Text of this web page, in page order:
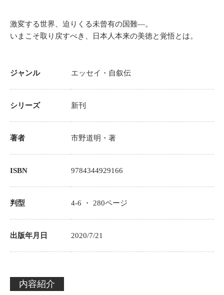
激変する世界、迫りくる未曾有の国難―。
いまこそ取り戻すべき、日本人本来の美徳と覚悟とは。
ジャンル エッセイ・自叙伝
シリーズ 新刊
著者 市野道明 ・著
ISBN 9784344929166
判型 4-6 ・ 280ページ
出版年月日 2020/7/21
内容紹介